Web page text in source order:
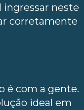
ingressar neste
corretamente
é com a gente.
ideal em